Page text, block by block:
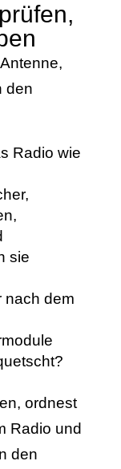
den
Radio wie
sie
nach dem
ordnest
Radio und
den